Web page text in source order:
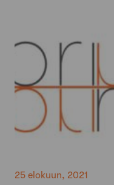
25 elokuun, 2021